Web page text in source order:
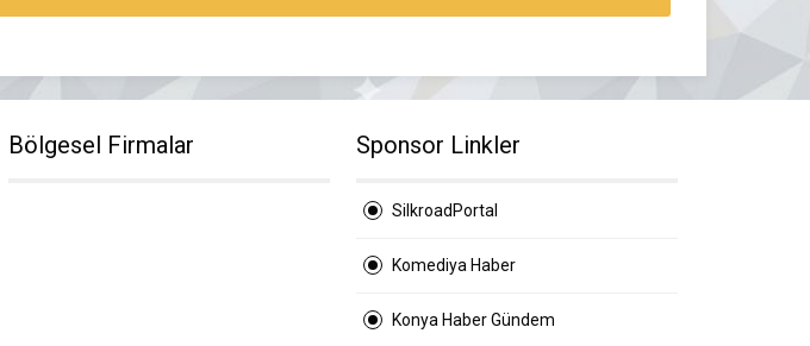
Bölgesel Firmalar Sponsor Linkler
SilkroadPortal
Komediya Haber
Konya Haber Gündem